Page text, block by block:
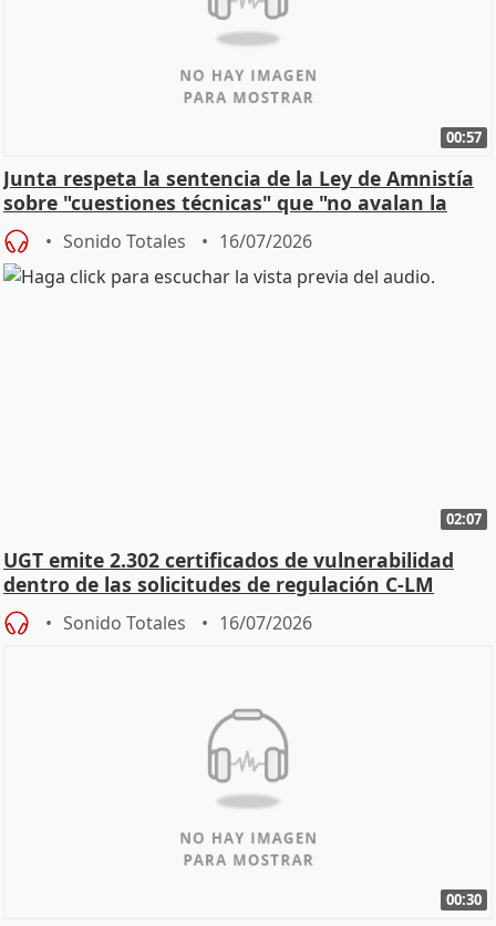
00:57
Junta respeta la sentencia de la Ley de Amnistía
sobre "cuestiones técnicas" que "no avalan la
const
Sonido Totales 16/07/2026
02:07
UGT emite 2.302 certificados de vulnerabilidad
dentro de las solicitudes de regulación C-LM
Sonido Totales 16/07/2026
00:30